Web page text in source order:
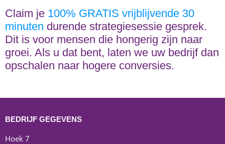
Claim je 100% GRATIS vrijblijvende 30
minuten durende strategiesessie gesprek.
Dit is voor mensen die hongerig zijn naar
groei. Als u dat bent, laten we uw bedrijf dan
opschalen naar hogere conversies.
BEDRIJF GEGEVENS
Hoek 7